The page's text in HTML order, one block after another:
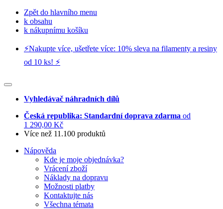
Zpět do hlavního menu
k obsahu
k nákupnímu košíku
⚡️Nakupte více, ušetřete více: 10% sleva na filamenty a resiny
od 10 ks! ⚡️
Vyhledávač náhradních dílů
Česká republika: Standardní doprava zdarma od
1 290,00 Kč
Více než 11.100 produktů
Nápověda
Kde je moje objednávka?
Vrácení zboží
Náklady na dopravu
Možnosti platby
Kontaktujte nás
Všechna témata